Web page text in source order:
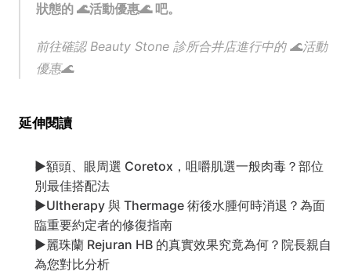
狀態的 🌊活動優惠🌊 吧。
前往確認 Beauty Stone 診所合井店進行中的 🌊活動
優惠🌊
延伸閱讀
▶額頭、眼周選 Coretox，咀嚼肌選一般肉毒？部位
別最佳搭配法
▶Ultherapy 與 Thermage 術後水腫何時消退？為面
臨重要約定者的修復指南
▶麗珠蘭 Rejuran HB 的真實效果究竟為何？院長親自
為您對比分析